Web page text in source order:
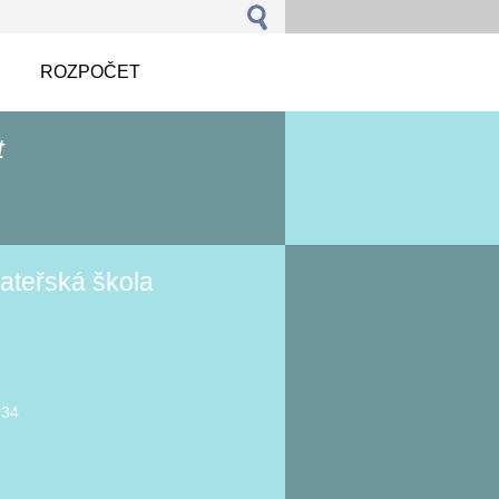
ROZPOČET
škola